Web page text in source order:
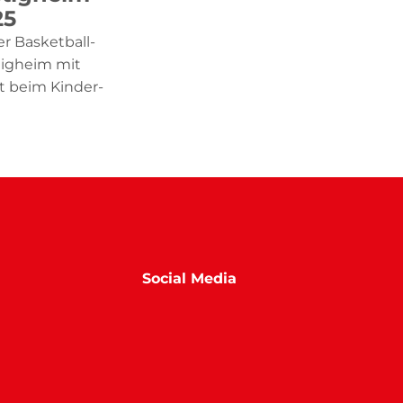
Basketball-
mit
beim Kinder-
Social Media